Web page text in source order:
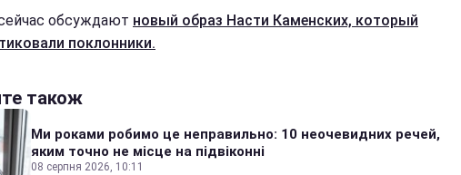
обсуждают новый образ Насти Каменских, который
поклонники.
також
Ми роками робимо це неправильно: 10 неочевидних речей,
яким точно не місце на підвіконні
08 серпня 2026, 10:11